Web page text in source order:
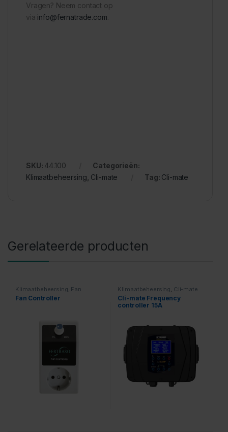
Vragen? Neem contact op
via info@fernatrade.com
SKU: 44.100
Categorieën:
Klimaatbeheersing Cli-mate Tag: Cli-mate
Gerelateerde producten
Klimaatbeheersing Fan
Controllers
Fan Controller
Klimaatbeheersing Cli-mate
Cli-mate Frequency
controller 15A